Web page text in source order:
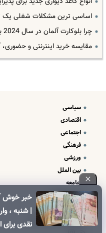
اساسی ترین مشکلات شغلی یک
چرا بلوکارت آلمان در سال 2024 بهترین انتخاب است؟
مقایسه خرید اینترنتی و حضوری،
خبر خوش
سیاسی
اقتصادی
اجتماعی
فرهنگی
ورزشی
بین الملل
جامعه
علم و فناوری
درباره ما
تبلیغات و تماس با ما